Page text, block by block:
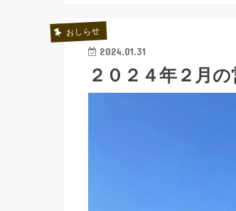
おしらせ
2024.01.31
２０２４年２月